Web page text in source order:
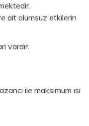
ait olumsuz etkilerin
vardır.
ile maksimum ısı